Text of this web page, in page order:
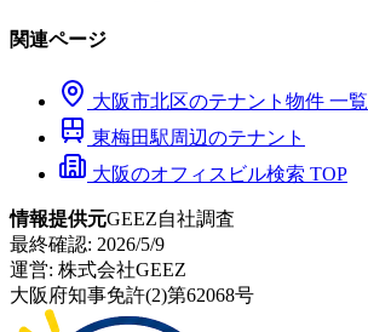
関連ページ
大阪市北区のテナント物件 一覧
東梅田駅周辺のテナント
大阪のオフィスビル検索 TOP
情報提供元GEEZ自社調査
最終確認: 2026/5/9
運営: 株式会社GEEZ
大阪府知事免許(2)第62068号